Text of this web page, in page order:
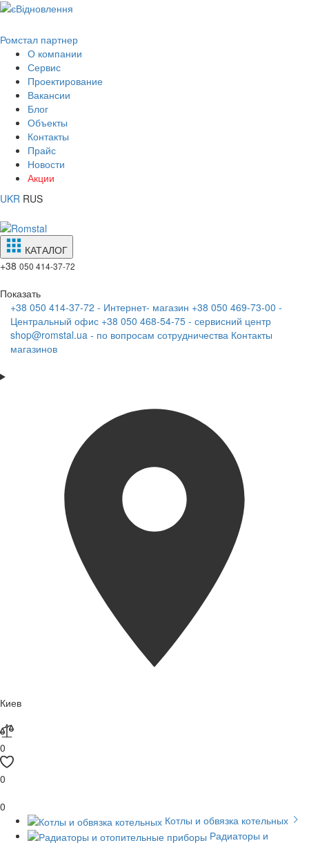
Ромстал партнер
О компании
Сервис
Проектирование
Вакансии
Блог
Объекты
Контакты
Прайс
Новости
Акции
UKR RUS
КАТАЛОГ
+38 050 414-37-72
Показать
+38 050 414-37-72 - Интернет- магазин +38 050 469-73-00 -
Центральный офис +38 050 468-54-75 - сервисний центр
shop@romstal.ua - по вопросам сотрудничества Контакты
магазинов
Киев
0
0
0
Котлы и обвязка котельных
Радиаторы и